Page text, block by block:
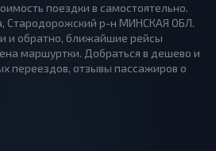
поездки в самостоятельно.
Стародорожский р-н МИНСКАЯ ОБЛ.
и обратно, ближайшие рейсы
маршуртки. Добраться в дешево и
переездов, отзывы пассажиров о